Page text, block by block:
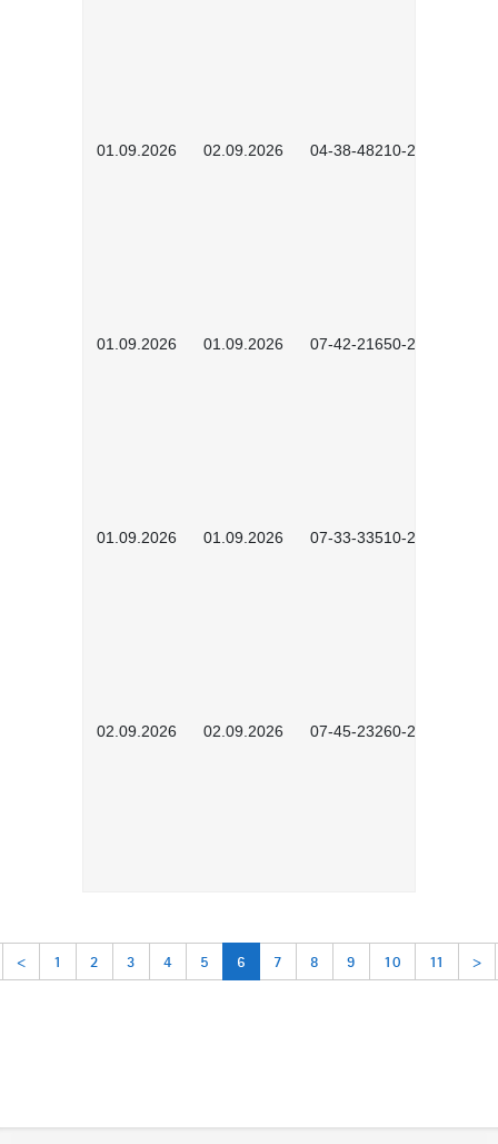
01.09.2026 02.09.2026 04-38-48210-2601
01.09.2026 01.09.2026 07-42-21650-2601
01.09.2026 01.09.2026 07-33-33510-2601
02.09.2026 02.09.2026 07-45-23260-2601
< 1 2 3 4 5 6 7 8 9 10 11 >